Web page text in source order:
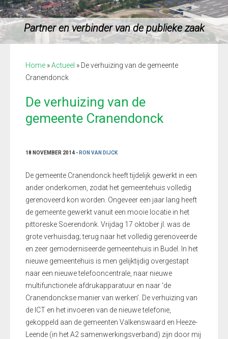
Partner en verbinder van de publieke zaak
Home »Actueel » De verhuizing van de gemeente
Cranendonck
De verhuizing van de
gemeente Cranendonck
18 NOVEMBER 2014 - RON VAN DIJCK
De gemeente Cranendonck heeft tijdelijk gewerkt in een
ander onderkomen, zodat het gemeentehuis volledig
gerenoveerd kon worden. Ongeveer een jaar lang heeft
de gemeente gewerkt vanuit een mooie locatie in het
pittoreske Soerendonk. Vrijdag 17 oktober jl. was de
grote verhuisdag; terug naar het volledig gerenoveerde
en zeer gemoderniseerde gemeentehuis in Budel. In het
nieuwe gemeentehuis is men gelijktijdig overgestapt
naar een nieuwe telefooncentrale, naar nieuwe
multifunctionele afdrukapparatuur en naar ‘de
Cranendonckse manier van werken’. De verhuizing van
de ICT en het invoeren van de nieuwe telefonie,
gekoppeld aan de gemeenten Valkenswaard en Heeze-
Leende (in het A2 samenwerkingsverband) zijn door mij